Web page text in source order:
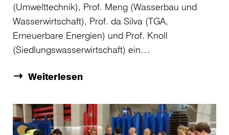
(Umwelttechnik), Prof. Meng (Wasserbau und
Wasserwirtschaft), Prof. da Silva (TGA,
Erneuerbare Energien) und Prof. Knoll
(Siedlungswasserwirtschaft) ein…
Weiterlesen